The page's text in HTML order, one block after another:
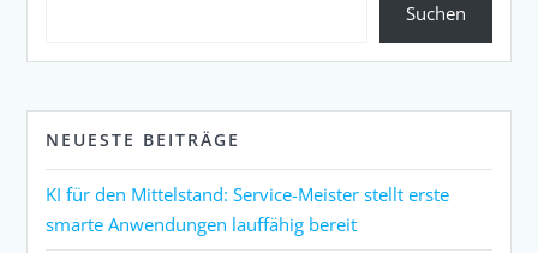
Suchen
NEUESTE BEITRÄGE
KI für den Mittelstand: Service-Meister stellt erste
smarte Anwendungen lauffähig bereit